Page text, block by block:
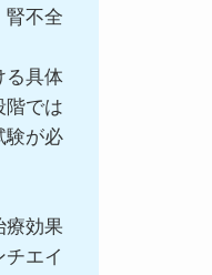
腎不全
る具体
階では
験が必
療効果
エイ